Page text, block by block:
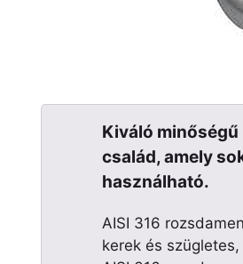
Kiváló
család, amely
használható.
AISI 316
kerek és szügletes,